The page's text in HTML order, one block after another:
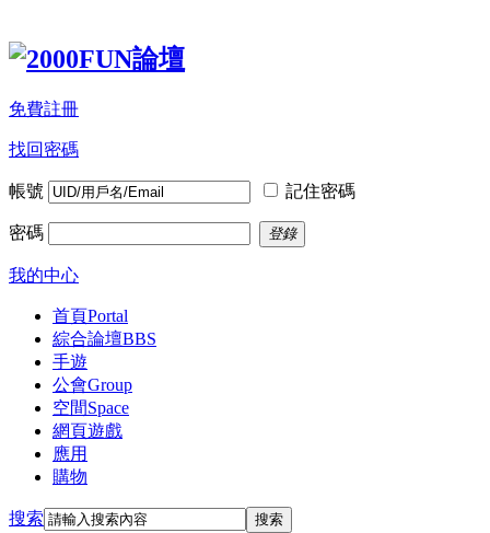
免費註冊
找回密碼
帳號 記住密碼
密碼 登錄
我的中心
首頁Portal
綜合論壇BBS
手遊
公會Group
空間Space
網頁遊戲
應用
購物
搜索 搜索